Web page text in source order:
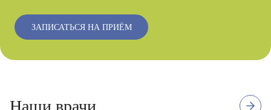
Оперблок
ЗАПИСАТЬСЯ НА ПРИЁМ
Наши врачи Первая квалификационная